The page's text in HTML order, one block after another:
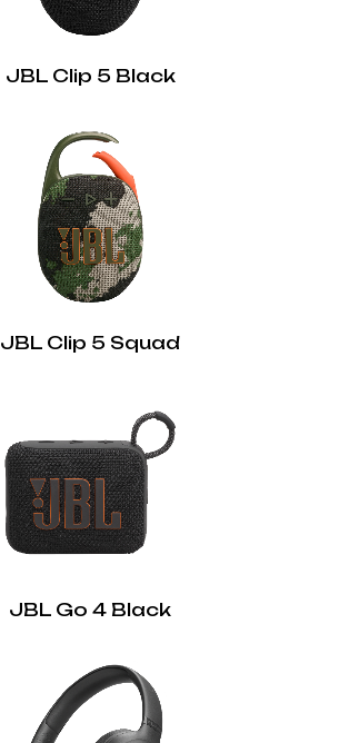
JBL Clip 5 Black
JBL Clip 5 Squad
JBL Go 4 Black